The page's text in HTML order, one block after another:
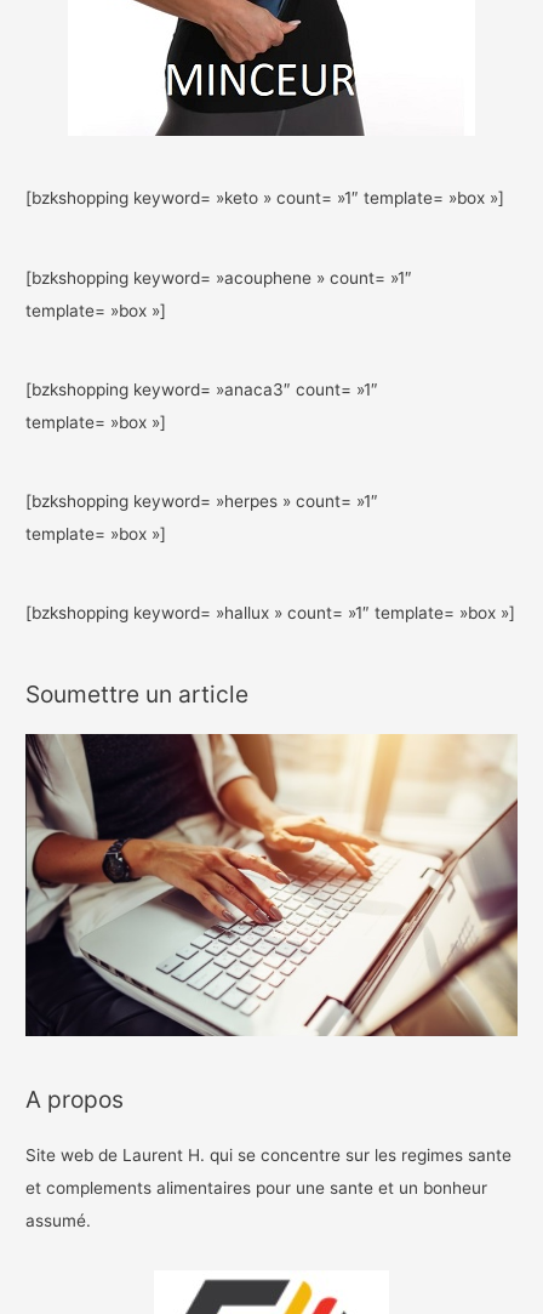
[bzkshopping keyword= »keto » count= »1″ template= »box »]
[bzkshopping keyword= »acouphene » count= »1″
template= »box »]
[bzkshopping keyword= »anaca3″ count= »1″
template= »box »]
[bzkshopping keyword= »herpes » count= »1″
template= »box »]
[bzkshopping keyword= »hallux » count= »1″ template= »box »]
Soumettre un article
A propos
Site web de Laurent H. qui se concentre sur les regimes sante
et complements alimentaires pour une sante et un bonheur
assumé.